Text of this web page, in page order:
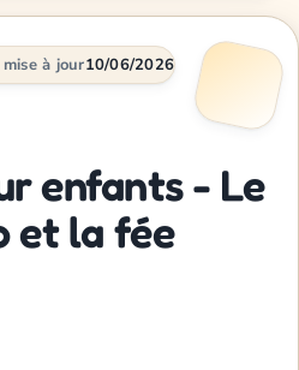
à jour10/06/2026
enfants - Le
et la fée